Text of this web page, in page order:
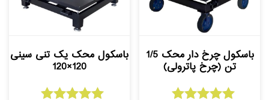
باسکول چرخ دار محک 1/5
تن (چرخ پاترولی)
باسکول محک یک تنی سینی
120×120